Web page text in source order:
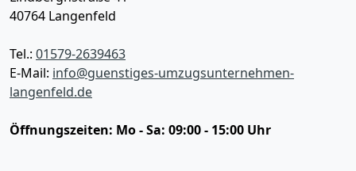
40764 Langenfeld
Tel.: 01579-2639463
E-Mail: info@guenstiges-umzugsunternehmen-
langenfeld.de
Öffnungszeiten: Mo - Sa: 09:00 - 15:00 Uhr